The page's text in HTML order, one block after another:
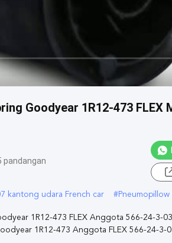
Goodyear 1R12-473 FLEX
pandangan
kantong udara French car #Pneumopillow
1R12-473 FLEX Anggota 566-24-3-
1R12-473 Anggota FLEX 566-24-3-